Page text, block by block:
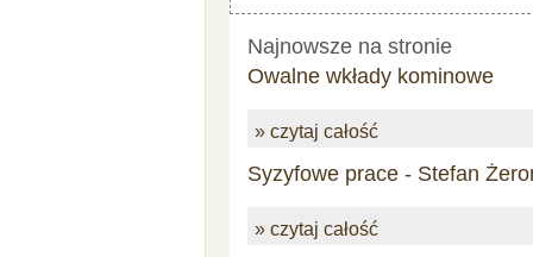
Najnowsze na stronie
Owalne wkłady kominowe
» czytaj całość
Syzyfowe prace - Stefan
» czytaj całość